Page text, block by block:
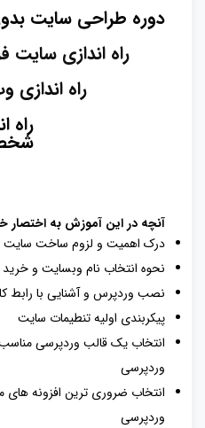
دوره طراحی سایت
راه اندازی سایت
راه
راه
آنچه در این آموزش به اختصار
درک اهمیت و لزوم ساخت سایت
نحوه انتخاب نام وبسایت و
نصب وردپرس و آشنایی با رابط
پیکربندی اولیه تنطیمات سایت
انتخاب یک قالب وردپرسی
وردپرسی
انتخاب ضروری‌ ترین افزونه‌ های
وردپرسی